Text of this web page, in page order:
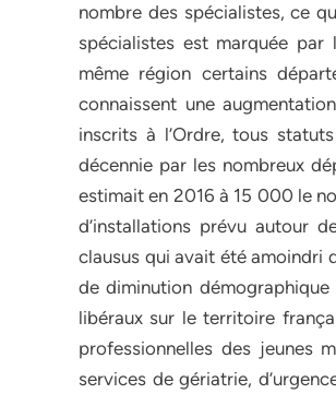
nombre des spécialistes, ce
spécialistes est marquée par
même région certains
connaissent une
inscrits à l’Ordre, tous
décennie par les nombreux
estimait en 2016 à 15 000 le
d’installations prévu autour
clausus qui avait été amoindri
de diminution
libéraux sur le territoire
professionnelles des jeunes
services de gériatrie,